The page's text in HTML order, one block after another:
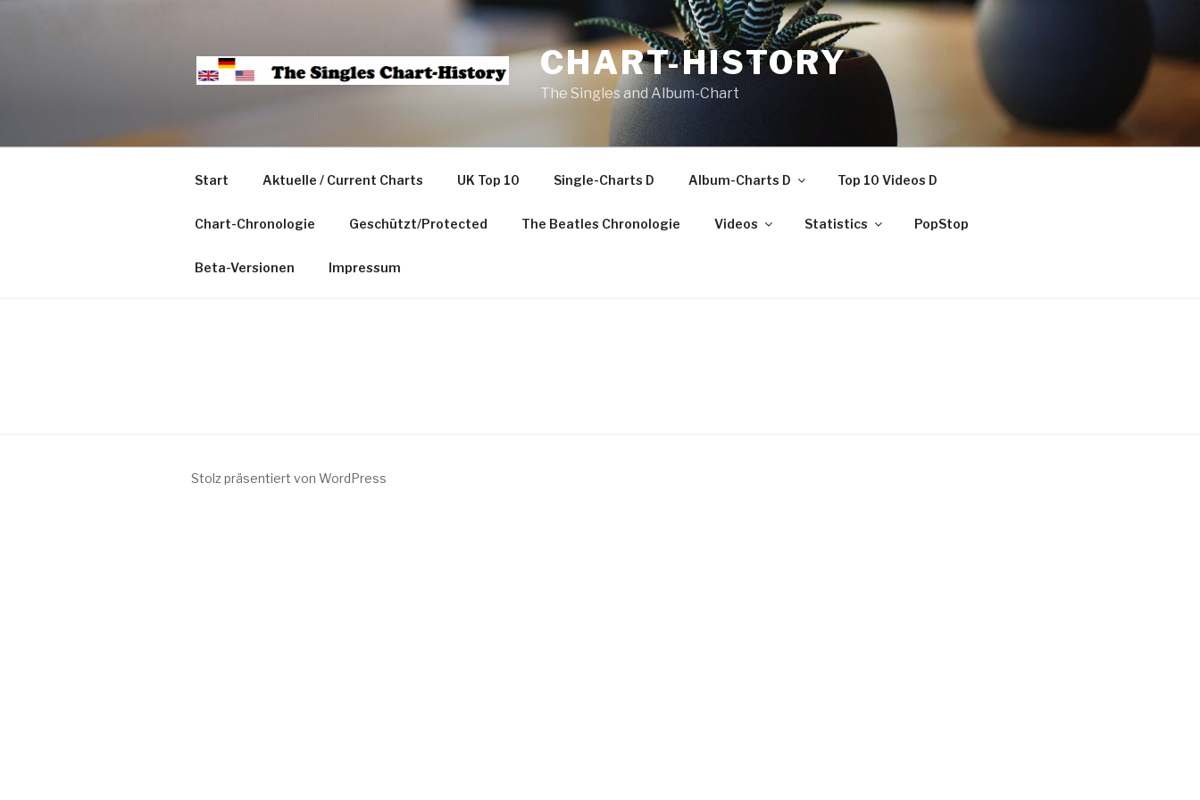
CHART-HISTORY
The Singles and Album-Chart
Start Aktuelle / Current Charts UK Top 10 Single-Charts D Album-Charts D Top 10 Videos D
Chart-Chronologie Geschützt/Protected The Beatles Chronologie Videos Statistics PopStop
Beta-Versionen Impressum
Stolz präsentiert von WordPress